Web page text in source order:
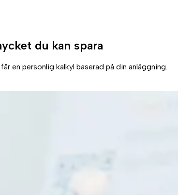
du kan spara
personlig kalkyl baserad på din anläggning.